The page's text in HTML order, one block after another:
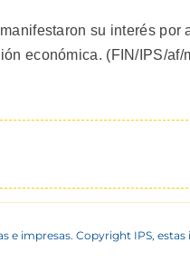
su interés por
económica. (FIN/IPS/af/
e impresas. Copyright IPS, estas